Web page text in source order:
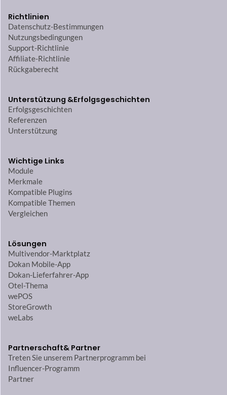
Richtlinien
Datenschutz-Bestimmungen
Nutzungsbedingungen
Support-Richtlinie
Affiliate-Richtlinie
Rückgaberecht
Unterstützung &Erfolgsgeschichten
Erfolgsgeschichten
Referenzen
Unterstützung
Wichtige Links
Module
Merkmale
Kompatible Plugins
Kompatible Themen
Vergleichen
Lösungen
Multivendor-Marktplatz
Dokan Mobile-App
Dokan-Lieferfahrer-App
Otel-Thema
wePOS
StoreGrowth
weLabs
Partnerschaft& Partner
Treten Sie unserem Partnerprogramm bei
Influencer-Programm
Partner